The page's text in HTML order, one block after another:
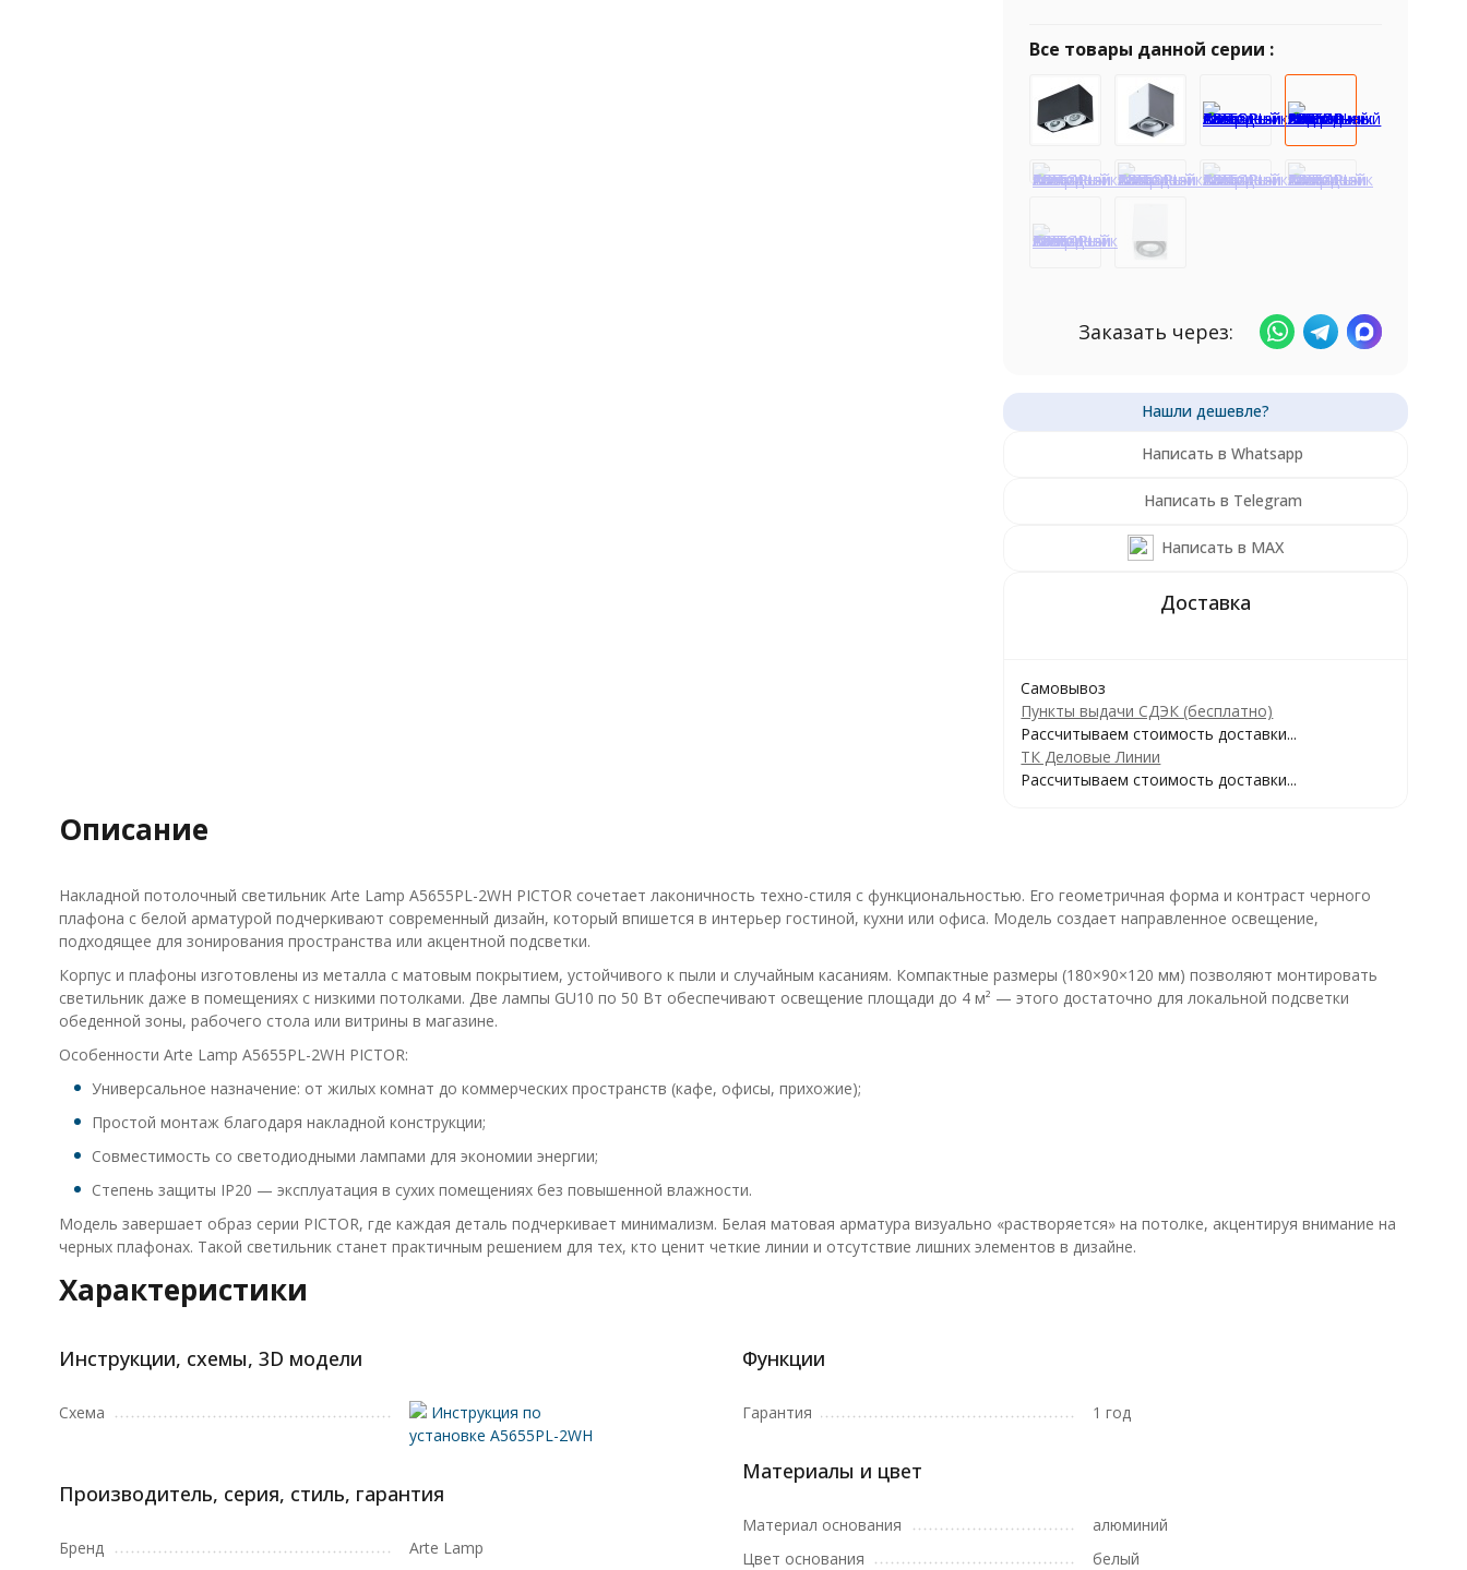
Все товары данной серии :
Заказать через:
Написать в Whatsapp
Написать в Telegram
Написать в MAX
Самовывоз
Пункты выдачи СДЭК (бесплатно)
Рассчитываем стоимость доставки...
ТК Деловые Линии
Рассчитываем стоимость доставки...
Описание
Накладной потолочный светильник Arte Lamp A5655PL-2WH PICTOR сочетает лаконичность техно-стиля с функциональностью. Его геометричная форма и контраст черного
плафона с белой арматурой подчеркивают современный дизайн, который впишется в интерьер гостиной, кухни или офиса. Модель создает направленное освещение,
подходящее для зонирования пространства или акцентной подсветки.
Корпус и плафоны изготовлены из металла с матовым покрытием, устойчивого к пыли и случайным касаниям. Компактные размеры (180×90×120 мм) позволяют монтировать
светильник даже в помещениях с низкими потолками. Две лампы GU10 по 50 Вт обеспечивают освещение площади до 4 м² — этого достаточно для локальной подсветки
обеденной зоны, рабочего стола или витрины в магазине.
Особенности Arte Lamp A5655PL-2WH PICTOR:
Универсальное назначение: от жилых комнат до коммерческих пространств (кафе, офисы, прихожие);
Простой монтаж благодаря накладной конструкции;
Совместимость со светодиодными лампами для экономии энергии;
Степень защиты IP20 — эксплуатация в сухих помещениях без повышенной влажности.
Модель завершает образ серии PICTOR, где каждая деталь подчеркивает минимализм. Белая матовая арматура визуально «растворяется» на потолке, акцентируя внимание на
черных плафонах. Такой светильник станет практичным решением для тех, кто ценит четкие линии и отсутствие лишних элементов в дизайне.
Характеристики
Инструкции, схемы, 3D модели
Схема
Инструкция по
установке A5655PL-2WH
Производитель, серия, стиль, гарантия
Бренд
Arte Lamp
Функции
Гарантия 1 год
Материалы и цвет
Материал основания
алюминий
Цвет основания
белый